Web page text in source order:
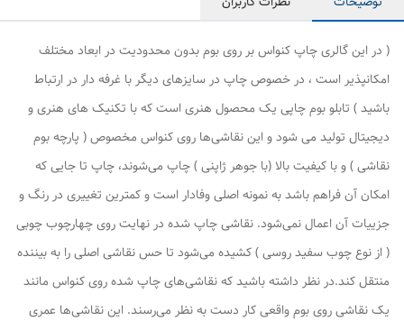
( در این گالری چاپ کنواس بر روی بوم بدون محدودیت در ابعاد مختلف
امکانپذیر است ، در خصوص چاپ در سایزهای دیگر با غرفه دار در ارتباط
باشید ) تابلو بوم چاپی یک محصول هنری است که با تکنیک های هنری و
دیجیتال تولید می شود و این نقاشی‌ها روی کنواس مخصوص ( پارچه بوم
نقاشی ) و با کیفیت بالا (با جوهر ژاپنی ) چاپ می‌شوند، چاپ تا جایی که
امکان آن فراهم باشد به نمونه اصلی وفادار است و کمترین تغییری در رنگ و
جزییات آن اعمال نمی‌شود. نقاشی چاپ شده در نهایت روی چهارچوب چوبی
( از نوع چوب سفید روسی ) کشیده می‌شود تا حس نقاشی اصلی را به بیننده
منتقل کند.در نظر داشته باشید که نقاشی‌های چاپ شده روی کنواس مانند
یک نقاشی روی بوم واقعی کار دست به نظر می‌رسند. این نقاشی‌ها عمری